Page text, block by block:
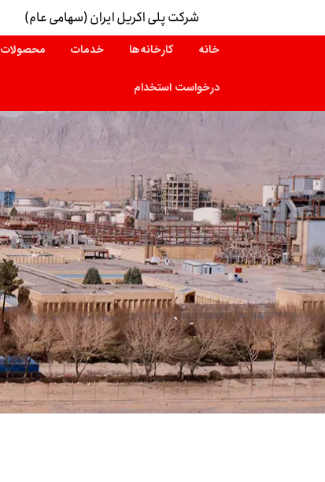
شرکت پلی اکریل ایران (سهامی عام)
خانه کارخانه‌ها خدمات محصولات
درخواست استخدام